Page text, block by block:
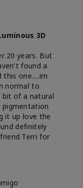
3D
20 years. But
found a
this one….im
normal to
bit of a natural
pigmentation
it up love the
definitely
Terri for